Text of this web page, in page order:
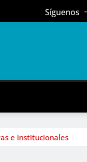
Síguenos
e institucionales